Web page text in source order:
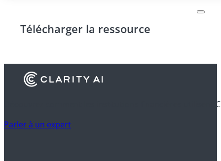
Télécharger la ressource
Découvrez comment les institutions financières utilisent
Parler à un expert